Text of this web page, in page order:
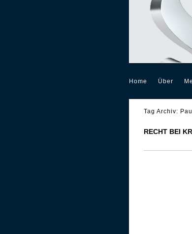
Home Über
Tag Archiv:
RECHT BEI